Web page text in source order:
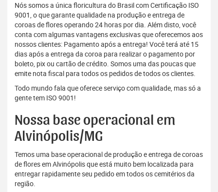
Nós somos a única floricultura do Brasil com Certificação ISO
9001, o que garante qualidade na produção e entrega de
coroas de flores operando 24 horas por dia. Além disto, você
conta com algumas vantagens exclusivas que oferecemos aos
nossos clientes: Pagamento após a entrega! Você terá até 15
dias após a entrega da coroa para realizar o pagamento por
boleto, pix ou cartão de crédito. Somos uma das poucas que
emite nota fiscal para todos os pedidos de todos os clientes.
Todo mundo fala que oferece serviço com qualidade, mas só a
gente tem ISO 9001!
Nossa base operacional em
Alvinópolis/MG
Temos uma base operacional de produção e entrega de coroas
de flores em Alvinópolis que está muito bem localizada para
entregar rapidamente seu pedido em todos os cemitérios da
região.